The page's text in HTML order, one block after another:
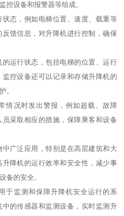
控设备和报警器等组成。
态，例如电梯位置、速度、载重等
馈信息，对升降机进行控制，确保
运行状态，包括电梯的位置、运行
控设备还可以记录和存储升降机的
。
情况时发出警报，例如超载、故障
采取相应的措施，保障乘客和设备
广泛应用，特别是在高层建筑和大
降机的运行效率和安全性，减少事
备的安全。
于监测和保障升降机安全运行的系
的传感器和监测设备，实时监测升